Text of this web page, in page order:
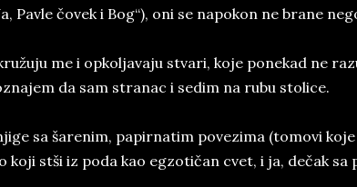
Pavle čovek i Bog“), oni se napokon ne brane
me i opkoljavaju stvari, koje ponekad ne
da sam stranac i sedim na rubu stolice.
sa šarenim, papirnatim povezima (tomovi
koji stši iz poda kao egzotičan cvet, i ja, dečak sa